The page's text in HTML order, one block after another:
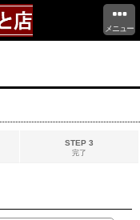
メニュー
STEP 3
完了